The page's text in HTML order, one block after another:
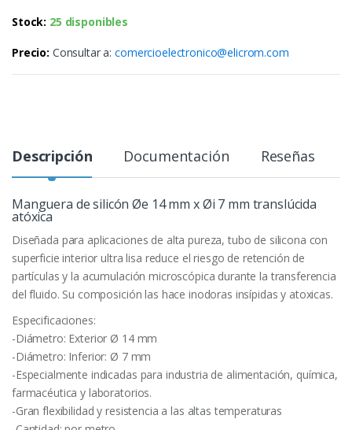
Stock: 25 disponibles
Precio: Consultar a:comercioelectronico@elicrom.com
Descripción Documentación Reseñas
Manguera de silicón Øe 14 mm x Øi 7 mm translúcida
atóxica
Diseñada para aplicaciones de alta pureza, tubo de silicona con
superficie interior ultra lisa reduce el riesgo de retención de
partículas y la acumulación microscópica durante la transferencia
del fluido. Su composición las hace inodoras insípidas y atoxicas.
Especificaciones:
-Diámetro: Exterior Ø 14 mm
-Diámetro: Inferior: Ø 7 mm
-Especialmente indicadas para industria de alimentación, química,
farmacéutica y laboratorios.
-Gran flexibilidad y resistencia a las altas temperaturas